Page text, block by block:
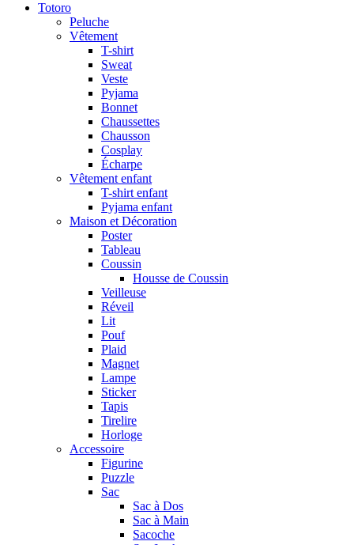
Totoro
Peluche
Vêtement
T-shirt
Sweat
Veste
Pyjama
Bonnet
Chaussettes
Chausson
Cosplay
Écharpe
Vêtement enfant
T-shirt enfant
Pyjama enfant
Maison et Décoration
Poster
Tableau
Coussin
Housse de Coussin
Veilleuse
Réveil
Lit
Pouf
Plaid
Magnet
Lampe
Sticker
Tapis
Tirelire
Horloge
Accessoire
Figurine
Puzzle
Sac
Sac à Dos
Sac à Main
Sacoche